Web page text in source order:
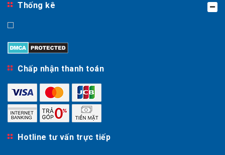
Thống kê
Chấp nhận thanh toán
Hotline tư vấn trực tiếp